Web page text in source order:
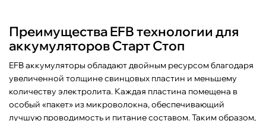
Преимущества EFB технологии для
аккумуляторов Старт Стоп
EFB аккумуляторы обладают двойным ресурсом благодаря
увеличенной толщине свинцовых пластин и меньшему
количеству электролита. Каждая пластина помещена в
особый «пакет» из микроволокна, обеспечивающий
лучшую проводимость и питание составом. Таким образом,